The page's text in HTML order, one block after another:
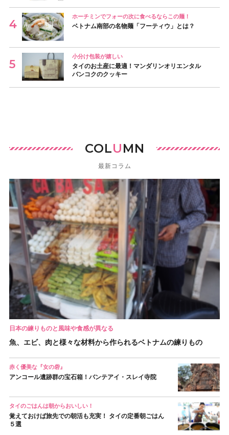
ホーチミンでフォーの次に食べるならこの麺！
ベトナム南部の名物麺「フーティウ」とは？
小分け包装が嬉しい
タイのお土産に最適！マンダリンオリエンタル
バンコクのクッキー
COLUMN
最新コラム
日本の練りものと風味や食感が異なる
魚、エビ、肉と様々な材料から作られるベトナムの練りもの
赤く優美な『女の砦』
アンコール遺跡群の宝石箱！バンテアイ・スレイ寺院
タイのごはんは朝からおいしい！
覚えておけば旅先での朝活も充実！ タイの定番朝ごはん
５選